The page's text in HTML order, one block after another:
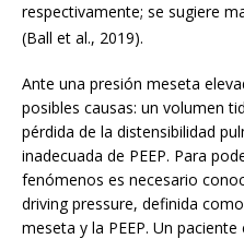
respectivamente; se sugiere
(Ball et al., 2019).
Ante una presión meseta
posibles causas: un volumen
pérdida de la distensibilidad
inadecuada de PEEP. Para
fenómenos es necesario
driving pressure, definida
meseta y la PEEP. Un